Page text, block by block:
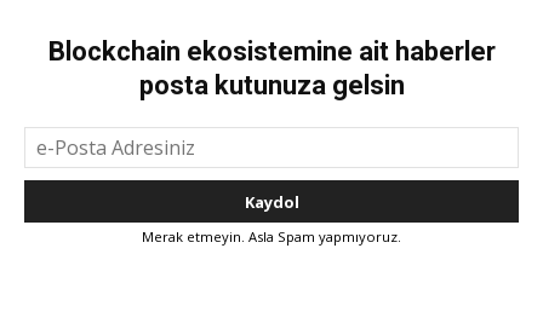
Blockchain ekosistemine ait haberler
posta kutunuza gelsin
Merak etmeyin. Asla Spam yapmıyoruz.